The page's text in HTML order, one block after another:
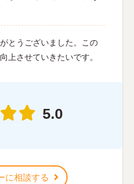
とうございました。この
上させていきたいです。
5.0
に相談する